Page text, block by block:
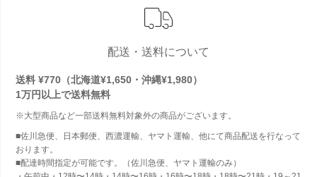
配送・送料について
送料 ¥770（北海道¥1,650・沖縄¥1,980）
1万円以上で送料無料
※大型商品など一部送料無料対象外の商品がございます。
■佐川急便、日本郵便、西濃運輸、ヤマト運輸、他にて商品配送を行なって
おります。
■配達時間指定が可能です。（佐川急便、ヤマト運輸のみ）